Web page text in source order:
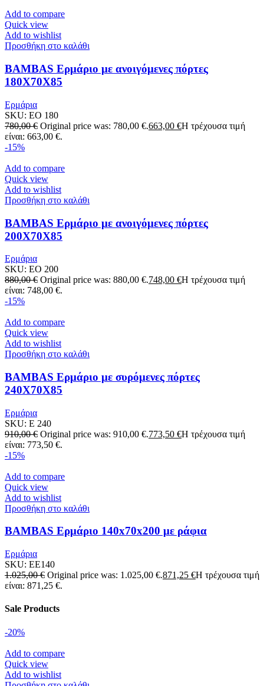
Add to compare
Quick view
Add to wishlist
Προσθήκη στο καλάθι
BAMBAS Ερμάριο με ανοιγόμενες πόρτες
180X70X85
Ερμάρια
SKU: EO 180
780,00€ Original price was: 780,00 €.663,00 €Η τρέχουσα τιμή
είναι: 663,00 €.
-15%
Add to compare
Quick view
Add to wishlist
Προσθήκη στο καλάθι
BAMBAS Ερμάριο με ανοιγόμενες πόρτες
200X70X85
Ερμάρια
SKU: EO 200
880,00€ Original price was: 880,00 €.748,00 €Η τρέχουσα τιμή
είναι: 748,00 €.
-15%
Add to compare
Quick view
Add to wishlist
Προσθήκη στο καλάθι
BAMBAS Ερμάριο με συρόμενες πόρτες
240X70X85
Ερμάρια
SKU: E 240
910,00€ Original price was: 910,00 €.773,50 €Η τρέχουσα τιμή
είναι: 773,50 €.
-15%
Add to compare
Quick view
Add to wishlist
Προσθήκη στο καλάθι
BAMBAS Ερμάριο 140x70x200 με ράφια
Ερμάρια
SKU: EE140
1.025,00€ Original price was: 1.025,00 €.871,25 €Η τρέχουσα τιμή
είναι: 871,25 €.
Sale Products
-20%
Add to compare
Quick view
Add to wishlist